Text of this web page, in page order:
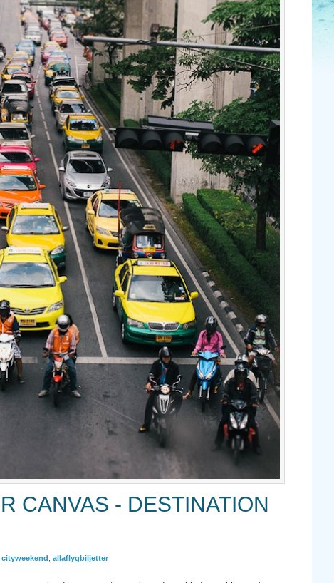
CANVAS - DESTINATION
,cityweekend ,allaflygbiljetter